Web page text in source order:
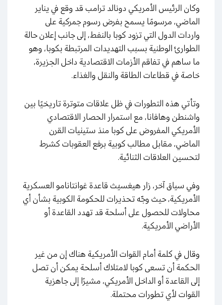
وكان الرئيس الأمريكي دونالد ترامب قد وقع في يناير
الماضي، مرسومًا يسمح بفرض رسوم جمركية على
واردات الدول التي تزود كوبا بالنفط، إلى جانب إعلان حالة
الطوارئ الوطنية بسبب التهديدات المرتبطة بكوبا، وهو
ما ساهم في تفاقم الأزمات الاقتصادية داخل الجزيرة،
خاصة في قطاعات الطاقة والنقل والغذاء.
وتأتي هذه التطورات في ظل علاقات متوترة تاريخيًا بين
واشنطن وهافانا، مع استمرار الحصار الاقتصادي
الأمريكي المفروض على كوبا منذ ستينيات القرن
الماضي، مقابل مطالب كوبية برفع العقوبات كشرط
لتحسين العلاقات الثنائية.
وفي سياق آخر، زار هيغسيث قاعدة غوانتانامو العسكرية
الأمريكية، حيث وجّه تحذيرات للحكومة الكوبية بشأن أي
محاولات للحصول على أسلحة قد تهدد القاعدة أو
الأراضي الأمريكية.
وقال في كلمة أمام القوات الأمريكية هناك إن من غير
الحكمة أن تسعى كوبا لامتلاك أسلحة يمكن أن تصل
إلى القاعدة أو الداخل الأمريكي، مشيرًا إلى جاهزية
القوات لأي تطورات محتملة.